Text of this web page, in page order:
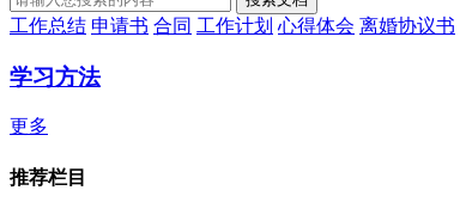
工作总结 申请书 合同 工作计划 心得体会 离婚协议书
学习方法
更多
推荐栏目